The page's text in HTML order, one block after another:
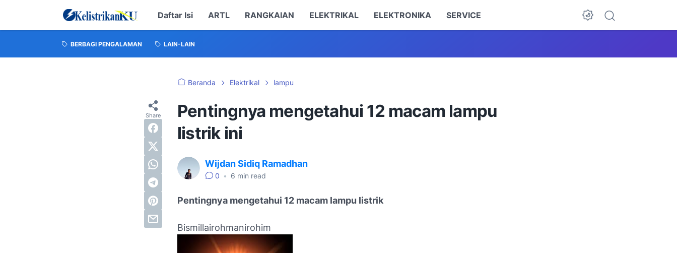
Daftar Isi ARTL RANGKAIAN ELEKTRIKAL ELEKTRONIKA SERVICE
BERBAGI PENGALAMAN LAIN-LAIN
Beranda Elektrikal lampu
Pentingnya mengetahui 12 macam lampu
listrik ini
Wijdan Sidiq Ramadhan
0 • 6 min read
Pentingnya mengetahui 12 macam lampu listrik
Bismillairohmanirohim